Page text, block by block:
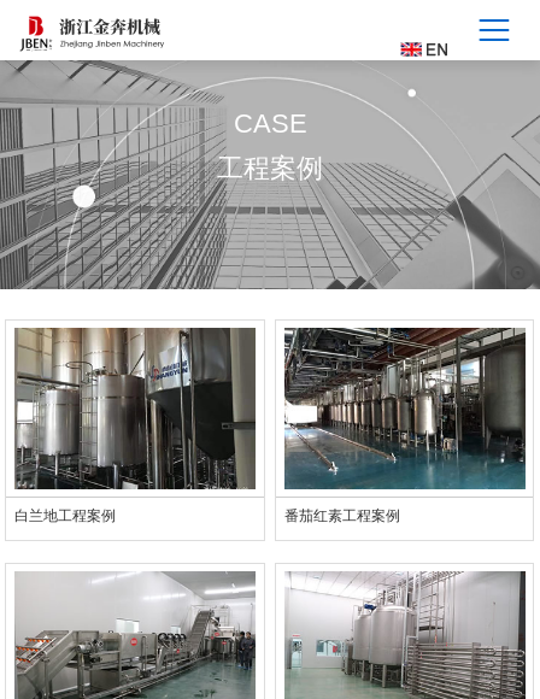
CASE
工程案例
白兰地工程案例 番茄红素工程案例